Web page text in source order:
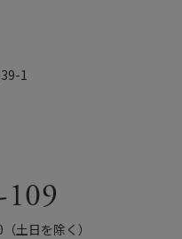
1
土日を除く）